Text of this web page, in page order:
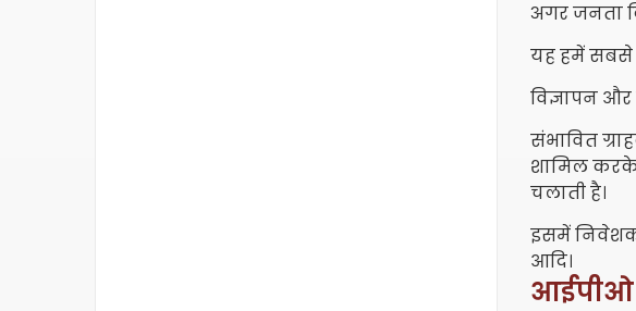
अगर जनता
यह हमें सबसे
विज्ञापन
संभावित
शामिल
चलाती है।
इसमें
आदि।
आईपीओ